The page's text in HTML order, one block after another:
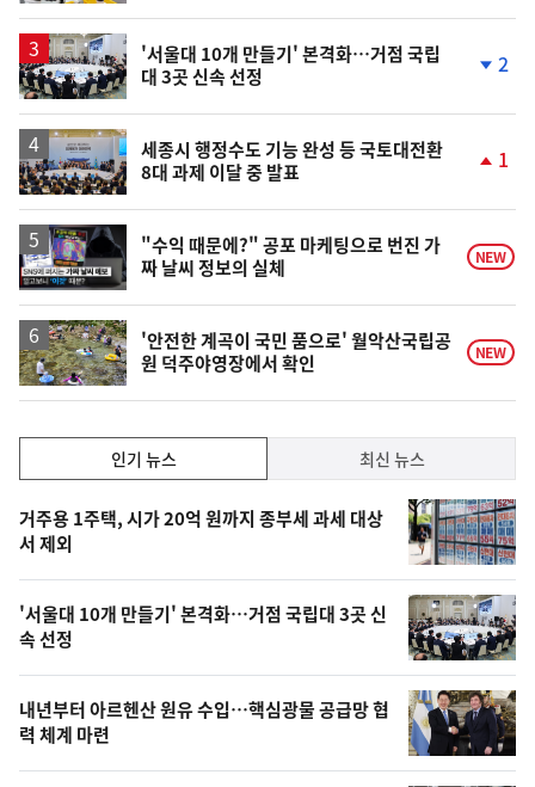
상
'서울대 10개 만들기' 본격화…거점 국립
대 3곳 신속 선정
하
2
세종시 행정수도 기능 완성 등 국토대전환
8대 과제 이달 중 발표
상
승
1
영
상
"수익 때문에?" 공포 마케팅으로 번진 가
짜 날씨 정보의 실체
NEW
'안전한 계곡이 국민 품으로' 월악산국립공
원 덕주야영장에서 확인
NEW
기,
최
신,
오
늘
의
영
상
인기 뉴스 최신 뉴스
기
뉴
스
거주용 1주택, 시가 20억 원까지 종부세 과세 대상
서 제외
'서울대 10개 만들기' 본격화…거점 국립대 3곳 신
속 선정
내년부터 아르헨산 원유 수입…핵심광물 공급망 협
력 체계 마련